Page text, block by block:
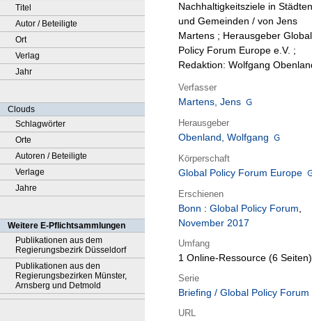
Titel
Autor / Beteiligte
Ort
Verlag
Jahr
Clouds
Schlagwörter
Orte
Autoren / Beteiligte
Verlage
Jahre
Weitere E-Pflichtsammlungen
Publikationen aus dem
Regierungsbezirk Düsseldorf
Publikationen aus den
Regierungsbezirken Münster,
Arnsberg und Detmold
Nachhaltigkeitsziele in Städten
und Gemeinden / von Jens
Martens ; Herausgeber Global
Policy Forum Europe e.V. ;
Redaktion: Wolfgang
Verfasser
Martens, Jens
Herausgeber
Obenland, Wolfgang
Körperschaft
Global Policy Forum Europe
Erschienen
Bonn : Global Policy Forum,
November 2017
Umfang
1 Online-Ressource (6 Seiten)
Serie
Briefing / Global Policy Forum
URL